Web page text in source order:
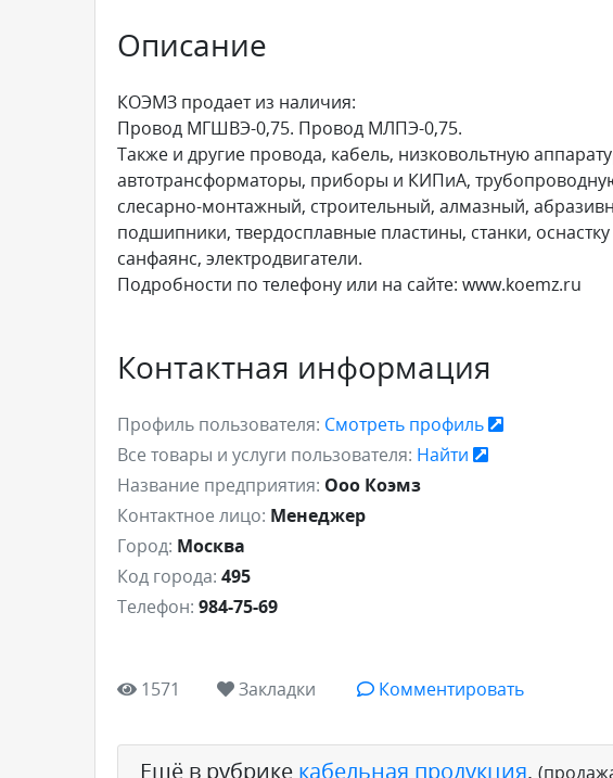
Описание
КОЭМЗ продает из наличия:
Провод МГШВЭ-0,75. Провод МЛПЭ-0,75.
Также и другие провода, кабель, низковольтную
автотрансформаторы, приборы и КИПиА,
слесарно-монтажный, строительный, алмазный,
подшипники, твердосплавные пластины, станки,
санфаянс, электродвигатели.
Подробности по телефону или на сайте: www.koemz.ru
Контактная информация
Профиль пользователя: Смотреть профиль
Все товары и услуги пользователя: Найти
Название предприятия: Ооо Коэмз
Контактное лицо: Менеджер
Город: Москва
Код города: 495
Телефон: 984-75-69
1571 Закладки Комментировать
Ещё в рубрике кабельная продукция,